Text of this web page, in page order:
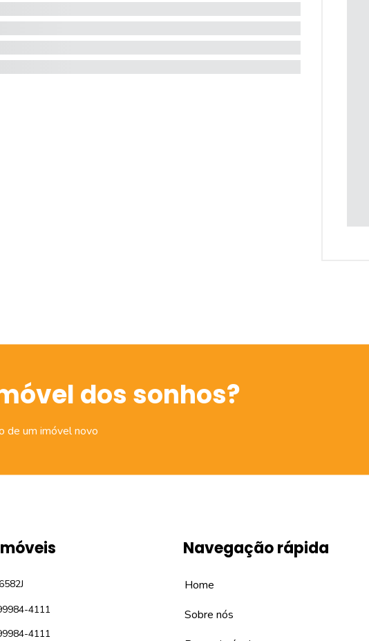
dos sonhos?
de um imóvel novo
4111
4111
Navegação rápida
Home
Sobre nós